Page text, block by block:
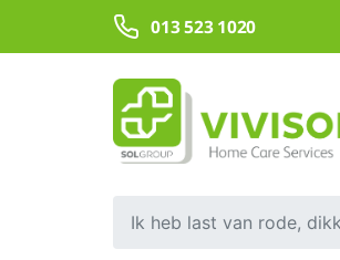
Overslaan en naar hoofdinhoud gaan
013 523 1020